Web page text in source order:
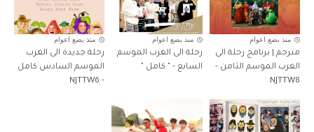
منذ بضع اعوام
مترجم | برنامج رحلة الى
الغرب الموسم الثامن -
NJTTW8
منذ بضع اعوام
رحلة الى الغرب الموسم
السابع - " كامل "
منذ بضع اعوام
رحلة جديدة الى الغرب
الموسم السادس كامل
- NJTTW6